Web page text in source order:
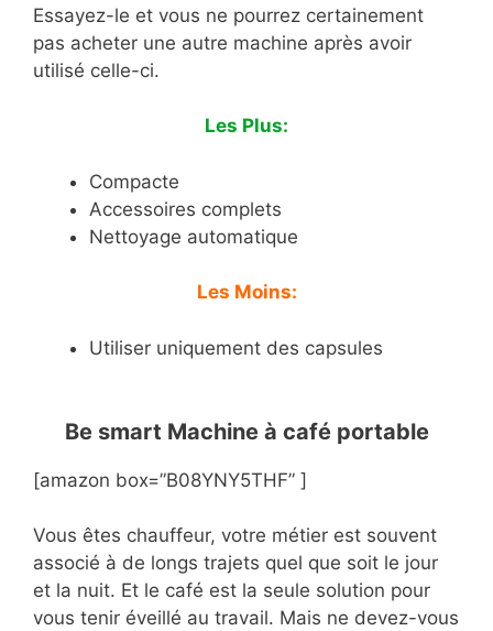
Essayez-le et vous ne pourrez certainement
pas acheter une autre machine après avoir
utilisé celle-ci.
Les Plus:
Compacte
Accessoires complets
Nettoyage automatique
Les Moins:
Utiliser uniquement des capsules
Be smart Machine à café portable
[amazon box=”B08YNY5THF” ]
Vous êtes chauffeur, votre métier est souvent
associé à de longs trajets quel que soit le jour
et la nuit. Et le café est la seule solution pour
vous tenir éveillé au travail. Mais ne devez-vous